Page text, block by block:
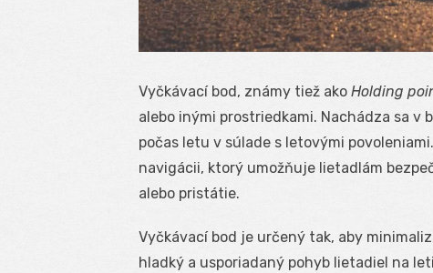
Vyčkávací bod, známy tiež ako Holding
alebo inými prostriedkami. Nachádza sa
počas letu v súlade s letovými
navigácii, ktorý umožňuje lietadlám
alebo pristátie.
Vyčkávací bod je určený tak, aby
hladký a usporiadaný pohyb lietadiel na